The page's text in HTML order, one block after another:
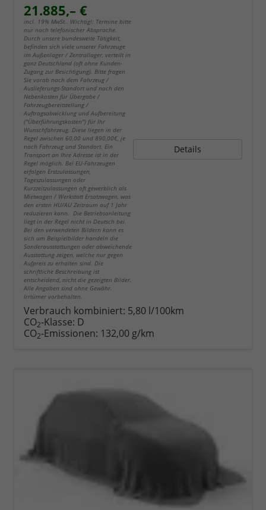
21.885,– €
incl. 19% MwSt.. Wichtig!: Termine bitte
nur nach telefonischer Absprache.
Durch unsere bundesweite Tätigkeit,
befinden sich viele unserer Fahrzeuge
im Außenlager / Zentrallager, verteilt in
ganz Deutschland (oft ohne Kunden-
Zugang zur Besichtigung). Bitte fragen
Sie vorab nach dem Fahrzeug /
Auslieferungs-Standort und nach den
Nebenkosten für Übergabe /
Fahrzeugbereitstellung /
Auftragsabwicklung und Aufbereitung
("Überführungskosten") für Ihr
Wunschfahrzeug. Diese liegen in der
Regel zwischen 60,00 und 890,00€, je
nach Fahrzeug und Standort. Ein
Transport an Ihre Adresse ist in der
Regel möglich. Bei EU-Fahrzeugen
erfolgen Erstzulassungen,
Tageszulassungen oder
Kurzzeitzulassungen oft gewerblich als
Mietwagen / Werkstatt Ersatzwagen, was
den ersten HU/AU Zeitraum auf 1 Jahr
reduzieren kann. Die Betriebsanleitung
liegt in der Regel nicht in Deutsch bei.
Bei den verwendeten Bildern kann es
sich um Beispielbilder handeln die
Sonderausstattungen oder abweichende
Ausstattung zeigen, welche nur gegen
Aufpreis zu erhalten sind. Die
schriftliche Beschreibung ist
entscheidend, nicht die gezeigten Bilder.
Alle Angaben sind ohne Gewähr.
Irrtümer vorbehalten.
Details
Verbrauch kombiniert: 5,80 l/100km
CO2-Klasse: D
CO2-Emissionen: 132,00 g/km